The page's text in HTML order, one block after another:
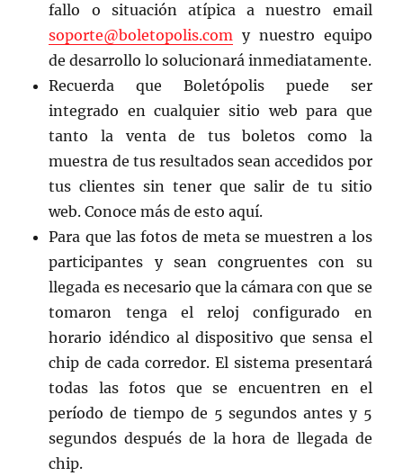
fallo o situación atípica a nuestro email
soporte@boletopolis.com y nuestro equipo
de desarrollo lo solucionará inmediatamente.
Recuerda que Boletópolis puede ser
integrado en cualquier sitio web para que
tanto la venta de tus boletos como la
muestra de tus resultados sean accedidos por
tus clientes sin tener que salir de tu sitio
web. Conoce más de esto aquí.
Para que las fotos de meta se muestren a los
participantes y sean congruentes con su
llegada es necesario que la cámara con que se
tomaron tenga el reloj configurado en
horario idéndico al dispositivo que sensa el
chip de cada corredor. El sistema presentará
todas las fotos que se encuentren en el
período de tiempo de 5 segundos antes y 5
segundos después de la hora de llegada de
chip.